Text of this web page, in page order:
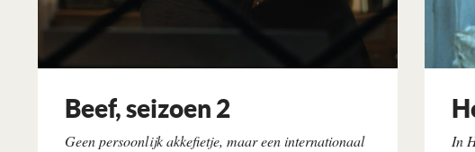
Beef, seizoen 2
Geen persoonlijk akkefietje, maar een internationaal
In